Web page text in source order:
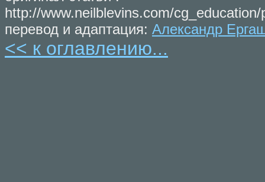
http://www.neilblevins.com/
перевод и адаптация: Александр
<< к оглавлению...